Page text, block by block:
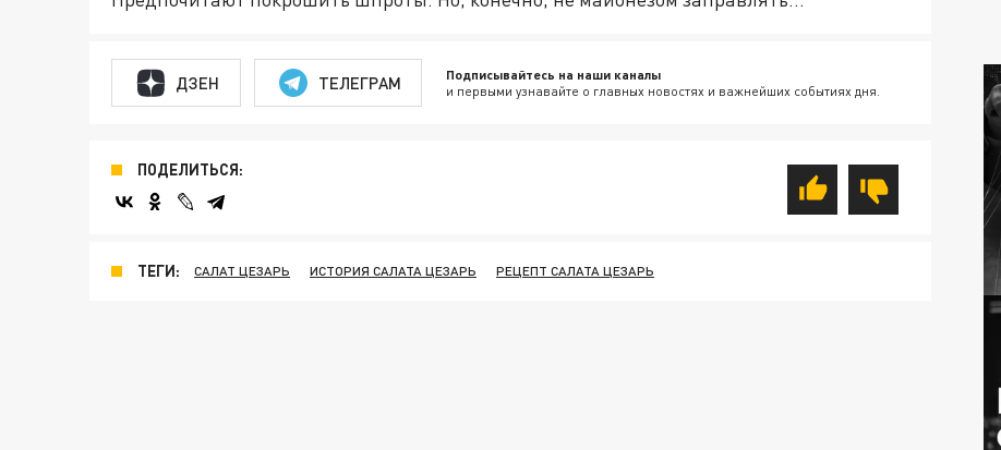
ДЗЕН ТЕЛЕГРАМ Подписывайтесь на наши каналы
и первыми узнавайте о главных новостях и важнейших событиях дня.
ПОДЕЛИТЬСЯ:
ТЕГИ: САЛАТ ЦЕЗАРЬ ИСТОРИЯ САЛАТА ЦЕЗАРЬ РЕЦЕПТ САЛАТА ЦЕЗАРЬ